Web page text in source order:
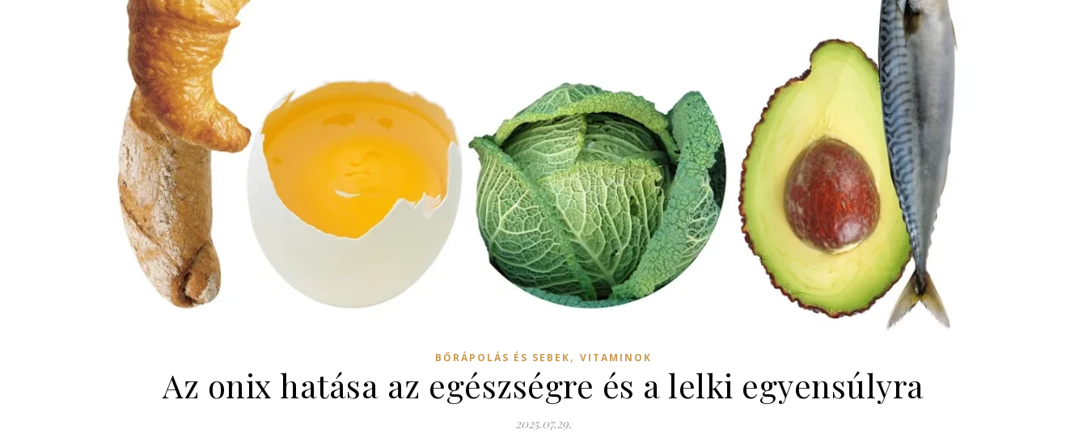
BŐRÁPOLÁS ÉS SEBEK, VITAMINOK
Az onix hatása az egészségre és a lelki egyensúlyra
2025.07.29.